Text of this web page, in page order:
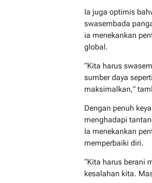
Ia juga optimis
swasembada
ia menekankan
global.
“Kita harus
sumber daya
maksimalkan,”
Dengan penuh
menghadapi
Ia menekankan
memperbaiki diri.
“Kita harus berani
kesalahan kita.